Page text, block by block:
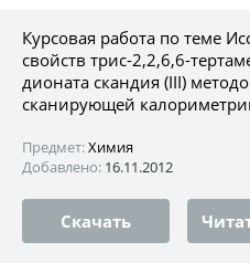
Курсовая работа по теме
свойств трис-2,2,6,6-
дионата скандия (III)
сканирующей
Предмет:Химия
Добавлено: 16.11.2012
Скачать